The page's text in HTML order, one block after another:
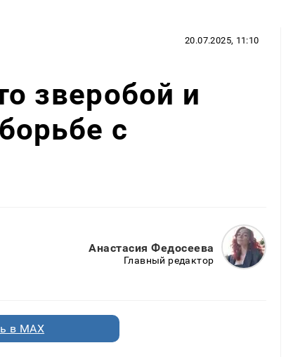
20.07.2025, 11:10
зверобой и
с
Анастасия Федосеева
Главный редактор
в MAX